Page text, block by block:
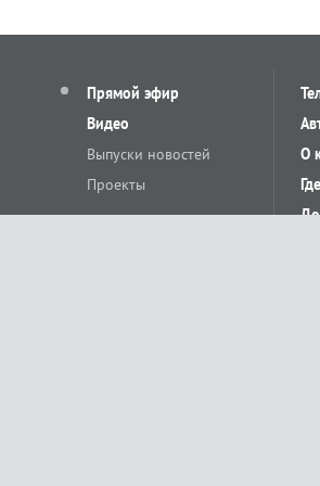
Прямой эфир
Видео
Выпуски новостей
Проекты
О